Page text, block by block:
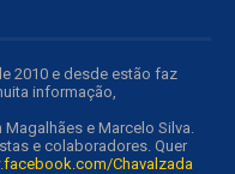
2010 e desde estão faz
informação,
e Marcelo Silva.
e colaboradores. Quer
Chavalzada